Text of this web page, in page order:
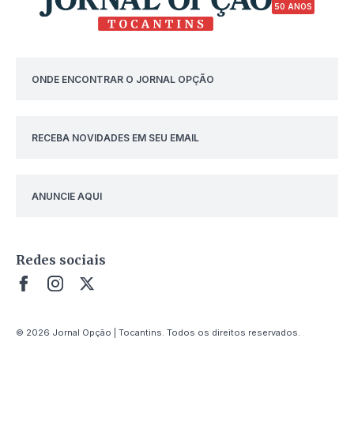
50 ANOS
ONDE ENCONTRAR O JORNAL OPÇÃO
RECEBA NOVIDADES EM SEU EMAIL
ANUNCIE AQUI
Redes sociais
© 2026 Jornal Opção | Tocantins. Todos os direitos reservados.